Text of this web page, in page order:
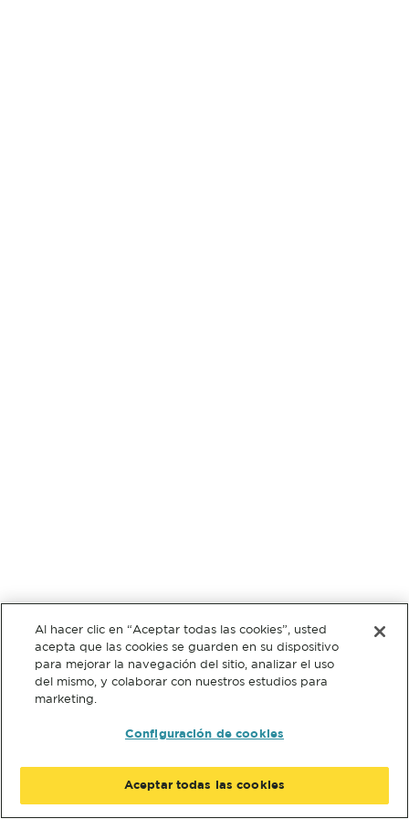
Al hacer clic en “Aceptar todas las cookies”, usted
acepta que las cookies se guarden en su dispositivo
para mejorar la navegación del sitio, analizar el uso
del mismo, y colaborar con nuestros estudios para
marketing.
Configuración de cookies
Aceptar todas las cookies